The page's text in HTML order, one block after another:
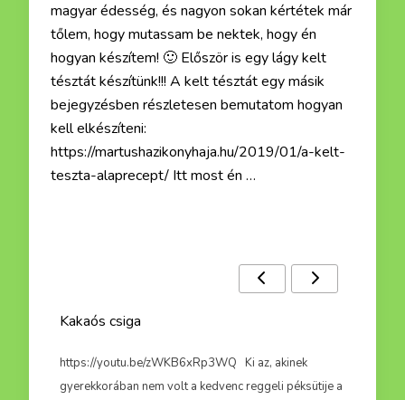
magyar édesség, és nagyon sokan kértétek már
tőlem, hogy mutassam be nektek, hogy én
hogyan készítem! 🙂 Először is egy lágy kelt
tésztát készítünk!!! A kelt tésztát egy másik
bejegyzésben részletesen bemutatom hogyan
kell elkészíteni:
https://martushazikonyhaja.hu/2019/01/a-kelt-
teszta-alaprecept/ Itt most én …
Kakaós csiga
https://youtu.be/zWKB6xRp3WQ Ki az, akinek
gyerekkorában nem volt a kedvenc reggeli péksütije a